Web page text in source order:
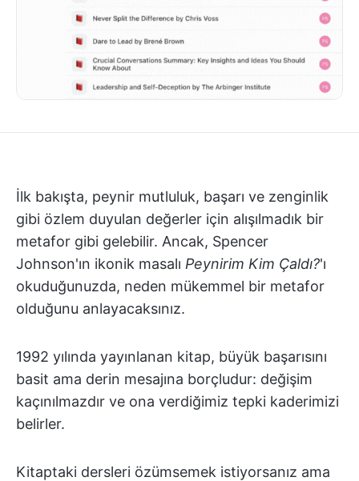
İlk bakışta, peynir mutluluk, başarı ve zenginlik
gibi özlem duyulan değerler için alışılmadık bir
metafor gibi gelebilir. Ancak, Spencer
Johnson'ın ikonik masalı Peynirim Kim Çaldı?'ı
okuduğunuzda, neden mükemmel bir metafor
olduğunu anlayacaksınız.
1992 yılında yayınlanan kitap, büyük başarısını
basit ama derin mesajına borçludur: değişim
kaçınılmazdır ve ona verdiğimiz tepki kaderimizi
belirler.
Kitaptaki dersleri özümsemek istiyorsanız ama